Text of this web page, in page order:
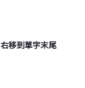
右移到單字末尾